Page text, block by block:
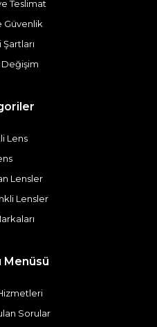
Teslimat
Güvenlik
Şartları
Lens
Lensler
Lensler
Menüsü
Sorular